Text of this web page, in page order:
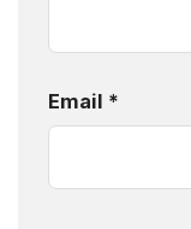
Email *